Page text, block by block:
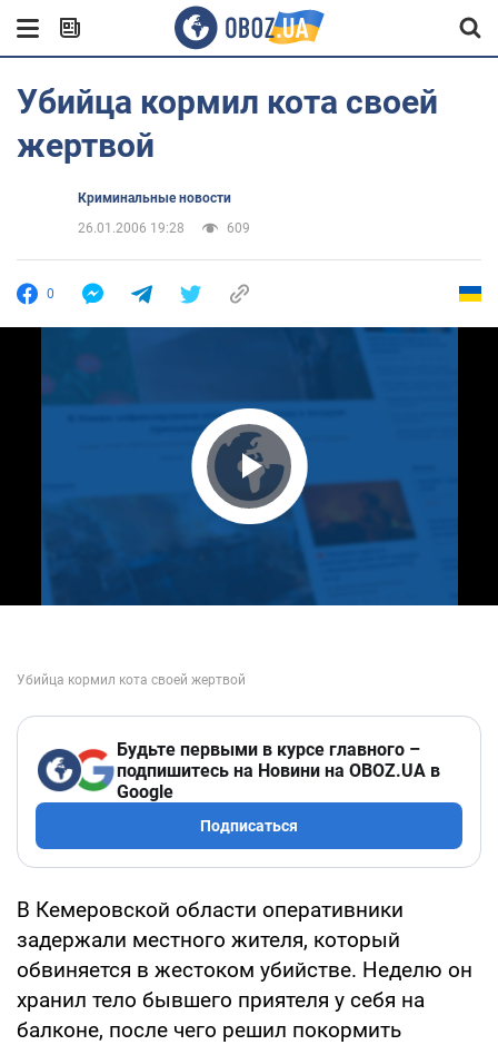
Убийца кормил кота своей
жертвой
Криминальные новости
26.01.2006 19:28
609
0
Play Video
Будьте первыми в курсе главного –
подпишитесь на Новини на OBOZ.UA в
Google
Подписаться
В Кемеровской области оперативники
задержали местного жителя, который
обвиняется в жестоком убийстве. Неделю он
хранил тело бывшего приятеля у себя на
балконе, после чего решил покормить